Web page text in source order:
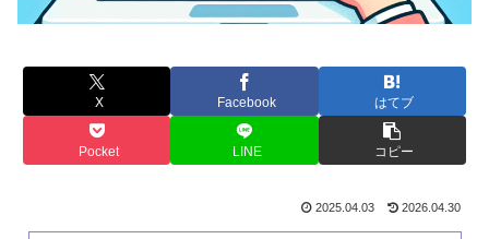
X Facebook はてブ
Pocket LINE コピー
2025.04.03 2026.04.30